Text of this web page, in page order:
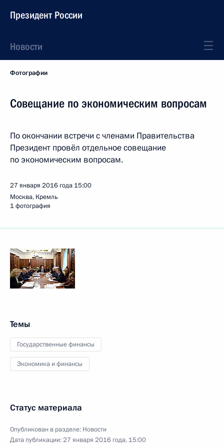
Президент России
Новости
Фотографии
Совещание по экономическим вопросам
По окончании встречи с членами Правительства
Президент провёл отдельное совещание
по экономическим вопросам.
27 января 2016 года 15:00
Москва, Кремль
1 фотография
Темы
Государственные финансы
Экономика и финансы
Статус материала
Опубликован в разделе: Новости
Дата публикации:27 января 2016 года, 15:00